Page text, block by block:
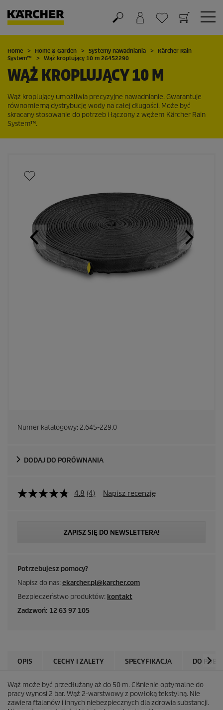
Koszyk
Lista życzeń
Home Home & Garden Systemy nawadniania
Kärcher Rain
System™ Wąż kroplujący 10 m 26452290
WĄŻ KROPLUJĄCY 10 M
Wąż kroplujący umożliwia precyzyjne nawadnianie. Gwarantuje
równomierną dystrybucję wody na całej długości. Może być
skracany stosowanie do potrzeb i łączony z wężem Kärcher Rain
System™.
Numer katalogowy: 2.645-229.0
DODAJ DO PORÓWNANIA
4.8 (4) Napisz recenzję
ZAPISZ SIĘ DO NEWSLETTERA!
Potrzebujesz pomocy?
Napisz do nas:ekarcher.pl@karcher.com
Bezpieczeństwo produktów: kontakt
Zadzwoń: 12 63 97 105
OPIS CECHY I ZALETY SPECYFIKACJA DO
Wąż może być przedłużany aż do 50 m. Ciśnienie optymalne do
pracy wynosi 2 bar. Wąż 2-warstwowy z powłoką tekstylną. Nie
zawiera ftalanów i innych niebezpiecznych dla zdrowia substancji.